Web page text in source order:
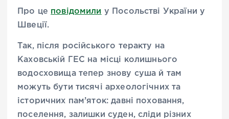
Про це повідомили у Посольстві України у
Швеції.
Так, після російського теракту на
Каховській ГЕС на місці колишнього
водосховища тепер знову суша й там
можуть бути тисячі археологічних та
історичних пам’яток: давні поховання,
поселення, залишки суден, сліди різних